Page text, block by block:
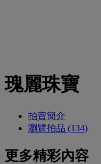
瑰麗珠寶
拍賣簡介
瀏覽拍品 (134)
更多精彩內容